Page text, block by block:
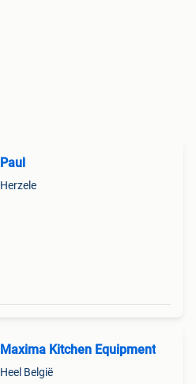
Paul
Herzele
Maxima Kitchen Equipment
Heel België